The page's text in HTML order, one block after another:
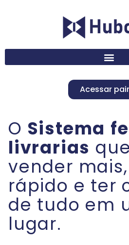
Acessar
O Sistema
livrarias
vender
rápido e ter
de tudo em
lugar.